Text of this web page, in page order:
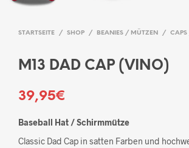
STARTSEITE / SHOP / BEANIES / MÜTZEN /
M13 DAD CAP (VINO)
39,95€
Baseball Hat / Schirmmütze
Classic Dad Cap in satten Farben und